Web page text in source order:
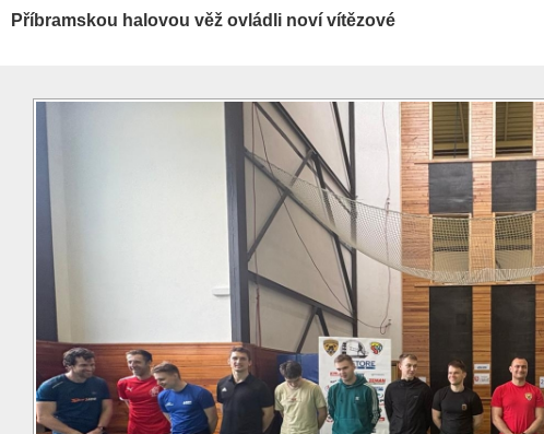
Příbramskou halovou věž ovládli noví vítězové